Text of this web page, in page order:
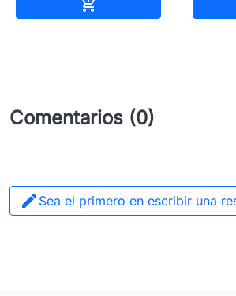

Comentarios (0)
 Sea el primero en escribir una